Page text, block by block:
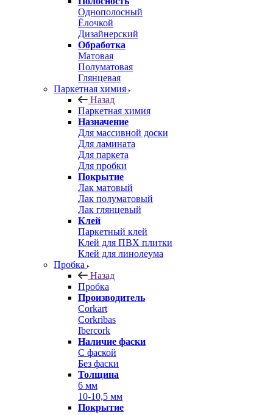
Однополосный
Ёлочкой
Дизайнерский
Обработка
Матовая
Полуматовая
Глянцевая
Паркетная химия
Назад
Паркетная химия
Назначение
Для массивной доски
Для ламината
Для паркета
Для пробки
Покрытие
Лак матовый
Лак полуматовый
Лак глянцевый
Клей
Паркетный клей
Клей для ПВХ плитки
Клей для линолеума
Пробка
Назад
Пробка
Производитель
Corkart
Corkribas
Ibercork
Наличие фаски
С фаской
Без фаски
Толщина
6 мм
10-10,5 мм
Покрытие